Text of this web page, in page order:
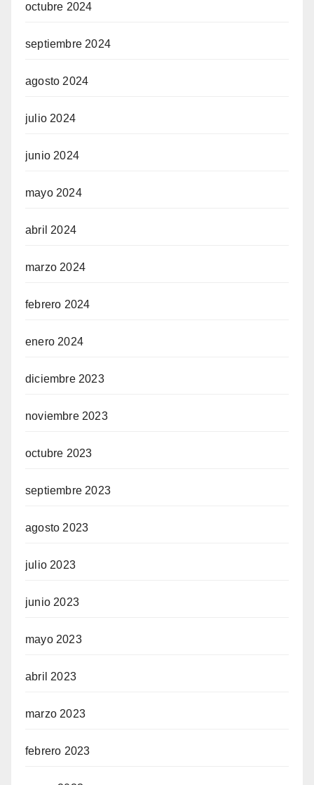
octubre 2024
septiembre 2024
agosto 2024
julio 2024
junio 2024
mayo 2024
abril 2024
marzo 2024
febrero 2024
enero 2024
diciembre 2023
noviembre 2023
octubre 2023
septiembre 2023
agosto 2023
julio 2023
junio 2023
mayo 2023
abril 2023
marzo 2023
febrero 2023